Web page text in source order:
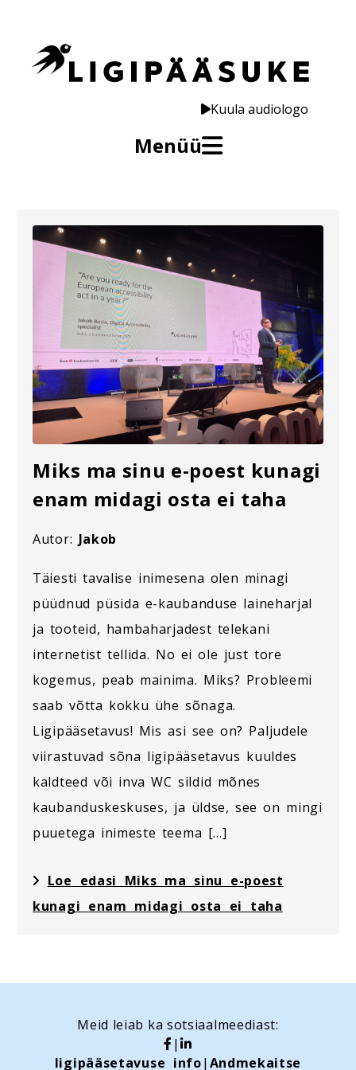
Kuula audiologo
Menüü
Miks ma sinu e-poest kunagi
enam midagi osta ei taha
Autor: Jakob
Täiesti tavalise inimesena olen minagi
püüdnud püsida e-kaubanduse laineharjal
ja tooteid, hambaharjadest telekani
internetist tellida. No ei ole just tore
kogemus, peab mainima. Miks? Probleemi
saab võtta kokku ühe sõnaga.
Ligipääsetavus! Mis asi see on? Paljudele
viirastuvad sõna ligipääsetavus kuuldes
kaldteed või inva WC sildid mõnes
kaubanduskeskuses, ja üldse, see on mingi
puuetega inimeste teema […]
Loe edasi Miks ma sinu e-poest
kunagi enam midagi osta ei taha
Meid leiab ka sotsiaalmeediast:
|
ligipääsetavuse info| Andmekaitse